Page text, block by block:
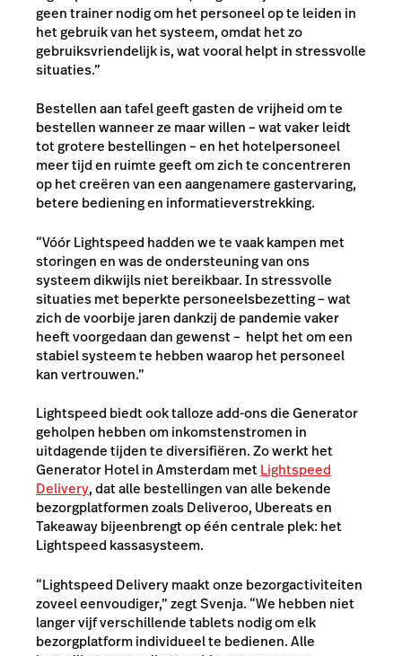
geen trainer nodig om het personeel op te leiden in
het gebruik van het systeem, omdat het zo
gebruiksvriendelijk is, wat vooral helpt in stressvolle
situaties.”
Bestellen aan tafel geeft gasten de vrijheid om te
bestellen wanneer ze maar willen – wat vaker leidt
tot grotere bestellingen – en het hotelpersoneel
meer tijd en ruimte geeft om zich te concentreren
op het creëren van een aangenamere gastervaring,
betere bediening en informatieverstrekking.
“Vóór Lightspeed hadden we te vaak kampen met
storingen en was de ondersteuning van ons
systeem dikwijls niet bereikbaar. In stressvolle
situaties met beperkte personeelsbezetting – wat
zich de voorbije jaren dankzij de pandemie vaker
heeft voorgedaan dan gewenst – helpt het om een ​​
stabiel systeem te hebben waarop het personeel
kan vertrouwen.”
Lightspeed biedt ook talloze add-ons die Generator
geholpen hebben om inkomstenstromen in
uitdagende tijden te diversifiëren. Zo werkt het
Generator Hotel in Amsterdam metLightspeed
Delivery, dat alle bestellingen van alle bekende
bezorgplatformen zoals Deliveroo, Ubereats en
Takeaway bijeenbrengt op één centrale plek: het
Lightspeed kassasysteem.
“Lightspeed Delivery maakt onze bezorgactiviteiten
zoveel eenvoudiger,” zegt Svenja. “We hebben niet
langer vijf verschillende tablets nodig om elk
bezorgplatform individueel te bedienen. Alle